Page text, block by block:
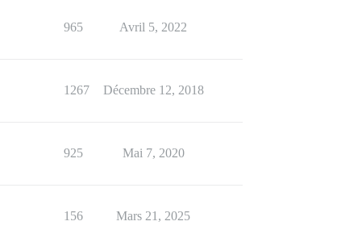
965 Avril 5, 2022
1267 Décembre 12, 2018
925 Mai 7, 2020
156 Mars 21, 2025